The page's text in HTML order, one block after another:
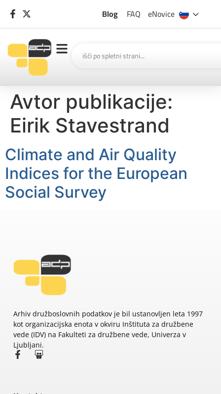
Blog FAQ eNovice
Avtor publikacije:
Eirik Stavestrand
Climate and Air Quality
Indices for the European
Social Survey
Arhiv družboslovnih podatkov je bil ustanovljen leta 1997
kot organizacijska enota v okviru Inštituta za družbene
vede (IDV) na Fakulteti za družbene vede, Univerza v
Ljubljani.